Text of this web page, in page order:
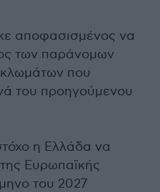
αποφασισμένος να
των παράνομων
που
του προηγούμενου
η Ελλάδα να
Ευρωπαϊκής
του 2027